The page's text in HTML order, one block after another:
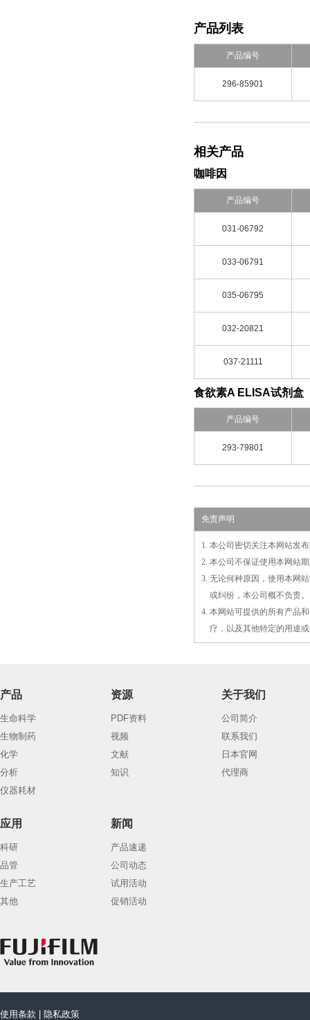
产品列表
产品编号
296-85901
相关产品
咖啡因
产品编号
031-06792
033-06791
035-06795
032-20821
037-21111
食欲素A ELISA试剂盒
产品编号
293-79801
免责声明
1. 本公司密切关注本网站发
2. 本公司不保证使用本网站
3. 无论何种原因，使用本网
或纠纷，本公司概不负责。
4. 本网站可提供的所有产品
疗，以及其他特定的用途
产品
生命科学
生物制药
化学
分析
仪器耗材
资源
PDF资料
视频
文献
知识
关于我们
公司简介
联系我们
日本官网
代理商
应用
科研
品管
生产工艺
其他
新闻
产品速递
公司动态
试用活动
促销活动
使用条款 | 隐私政策